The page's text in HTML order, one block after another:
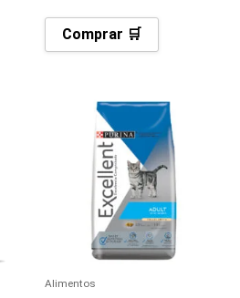
Comprar 🛒
Alimentos